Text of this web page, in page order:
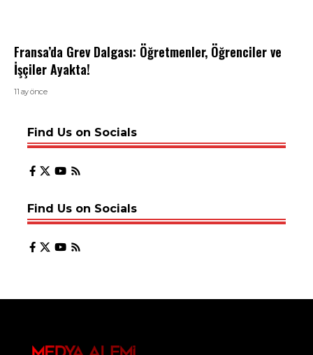
Fransa’da Grev Dalgası: Öğretmenler, Öğrenciler ve
İşçiler Ayakta!
11 ay önce
Find Us on Socials
Find Us on Socials